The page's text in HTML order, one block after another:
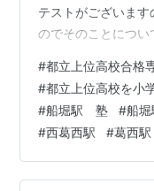
テストがございま
のでそのことにつ
ます。 来年度に進
に通塾することをご
生徒がいる時間帯の
大変少ないです。是
す。 特に塾をお探
いですね。 今回の
#都立上位高校合格
#都立上位高校を小
#船堀駅 塾 #船堀
#西葛西駅 #葛西駅